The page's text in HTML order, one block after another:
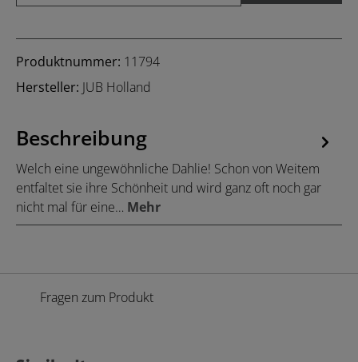
Produktnummer: 11794
Hersteller: JUB Holland
Beschreibung
Welch eine ungewöhnliche Dahlie! Schon von Weitem
entfaltet sie ihre Schönheit und wird ganz oft noch gar
nicht mal für eine… Mehr
Fragen zum Produkt